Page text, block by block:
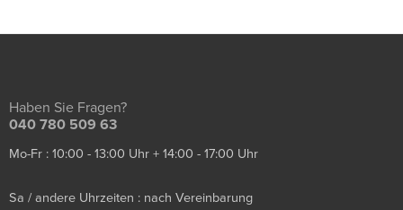
Haben Sie Fragen?
040 780 509 63
Mo-Fr : 10:00 - 13:00 Uhr + 14:00 - 17:00 Uhr
Sa / andere Uhrzeiten : nach Vereinbarung